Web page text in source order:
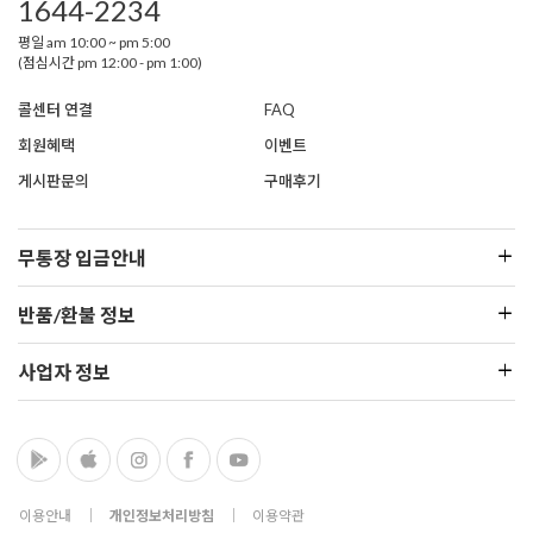
1644-2234
평일 am 10:00 ~ pm 5:00
(점심시간 pm 12:00 - pm 1:00)
콜센터 연결
FAQ
회원혜택
이벤트
게시판문의
구매후기
무통장 입금안내
반품/환불 정보
사업자 정보
이용안내 개인정보처리방침 이용약관